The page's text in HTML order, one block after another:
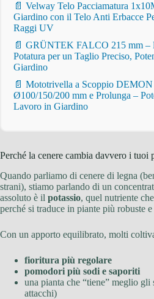
📄 Velway Telo Pacciamatura
Giardino con il Telo Anti Erbacce
Raggi UV
📄 GRÜNTEK FALCO 215 mm –
Potatura per un Taglio Preciso,
Giardino
📄 Mototrivella a Scoppio
Ø100/150/200 mm e Prolunga –
Lavoro in Giardino
Perché la cenere cambia davvero i tuoi
Quando parliamo di cenere di legna
strani), stiamo parlando di un
assoluto è il potassio, quel nutriente
perché si traduce in piante più robuste
Con un apporto equilibrato, molti
fioritura più regolare
pomodori più sodi e saporiti
una pianta che “tiene” meglio
attacchi)